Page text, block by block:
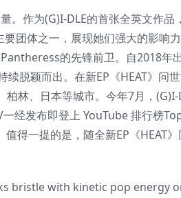
。作为(G)I-DLE的首张全英文作品
团体之一，展现她们强大的影响
的先锋前卫。自2018年
脱颖而出。在新EP《HEAT》问
林、日本等城市。今年7月，(G)I-
经发布即登上 YouTube 排行榜
得一提的是，随全新EP《HEAT
bristle with kinetic pop energy